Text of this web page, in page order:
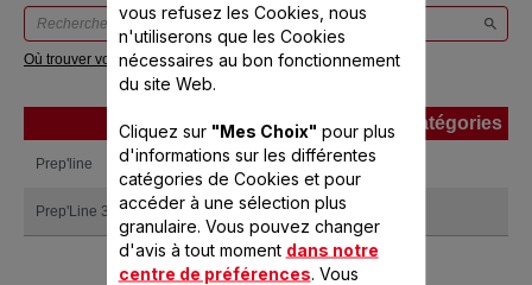
Où trouver votre référence ?
Produits Références
Catégories
Produits
Références
Prep'line HB712101
Prep'Line 3 en 1 HB713101
vous refusez les Cookies, nous
n'utiliserons que les Cookies
nécessaires au bon fonctionnement
du site Web.
Cliquez sur "Mes Choix" pour plus
d'informations sur les différentes
catégories de Cookies et pour
accéder à une sélection plus
granulaire. Vous pouvez changer
d'avis à tout moment dans notre
centre de préférences. Vous